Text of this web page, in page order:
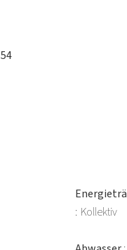
Kollektiv